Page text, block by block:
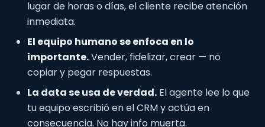
lugar de horas o días, el cliente recibe atención
inmediata.
El equipo humano se enfoca en lo
importante.Vender, fidelizar, crear — no
copiar y pegar respuestas.
La data se usa de verdad. El agente lee lo que
tu equipo escribió en el CRM y actúa en
consecuencia. No hay info muerta.